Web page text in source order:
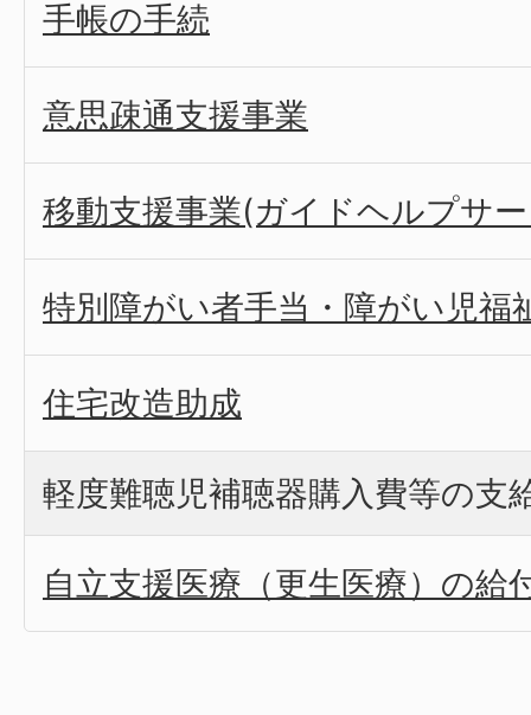
手帳の手続
意思疎通支援事業
移動支援事業(ガイドヘルプサ
特別障がい者手当・障がい児福
住宅改造助成
軽度難聴児補聴器購入費等の支
自立支援医療（更生医療）の給